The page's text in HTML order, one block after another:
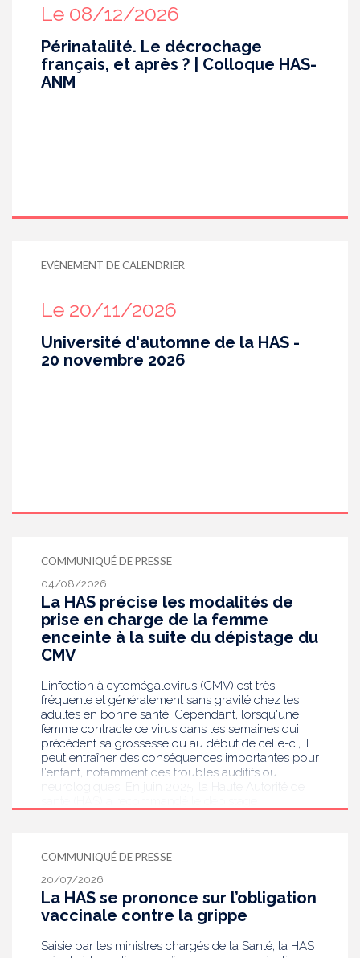
Le 08/12/2026
Périnatalité. Le décrochage
français, et après ? | Colloque HAS-
ANM
EVÉNEMENT DE CALENDRIER
Le 20/11/2026
Université d'automne de la HAS -
20 novembre 2026
COMMUNIQUÉ DE PRESSE
04/08/2026
La HAS précise les modalités de
prise en charge de la femme
enceinte à la suite du dépistage du
CMV
L’infection à cytomégalovirus (CMV) est très
fréquente et généralement sans gravité chez les
adultes en bonne santé. Cependant, lorsqu'une
femme contracte ce virus dans les semaines qui
précèdent sa grossesse ou au début de celle-ci, il
peut entraîner des conséquences importantes pour
l'enfant, notamment des troubles auditifs ou
publie aujourd’hui des recommandations de
bonnes pratiques pour guider les professionnels
de santé dans la prise en charge des femmes
enceintes à la suite de ce dépistage. Objectif :
réduire les risques de transmission au futur bébé.
COMMUNIQUÉ DE PRESSE
20/07/2026
La HAS se prononce sur l’obligation
vaccinale contre la grippe
Saisie par les ministres chargés de la Santé, la HAS